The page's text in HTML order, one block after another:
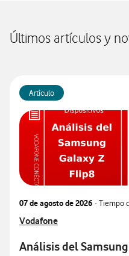
Últimos artículos y
Artículo
07 de agosto de 2026 - Tiempo
Ver más articulos relacionados
Vodafone
Análisis del